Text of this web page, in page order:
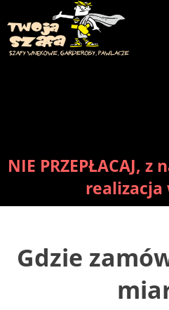
NIE PRZEPŁACAJ, z
realizacja
Gdzie